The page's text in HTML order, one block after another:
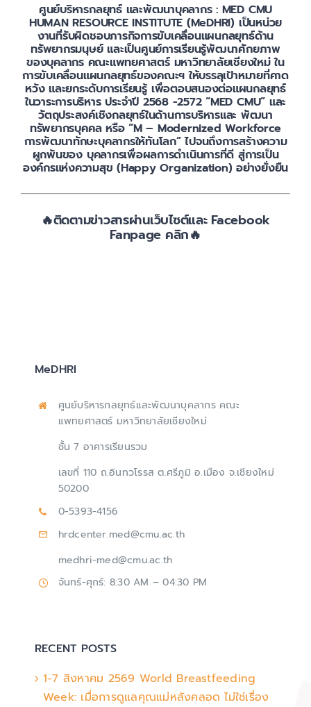
ศูนย์บริหารกลยุทธ์ และพัฒนาบุคลากร : MED CMU
HUMAN RESOURCE INSTITUTE (MeDHRI) เป็นหน่วย
งานที่รับผิดชอบภารกิจการขับเคลื่อนแผนกลยุทธ์ด้าน
ทรัพยากรมนุษย์ และเป็นศูนย์การเรียนรู้พัฒนาศักยภาพ
ของบุคลากร คณะแพทยศาสตร์ มหาวิทยาลัยเชียงใหม่ ใน
การขับเคลื่อนแผนกลยุทธ์ของคณะฯ ให้บรรลุเป้าหมายที่คาด
หวัง และยกระดับการเรียนรู้ เพื่อตอบสนองต่อแผนกลยุทธ์
ในวาระการบริหาร ประจำปี 2568 -2572 “MED CMU” และ
วัตถุประสงค์เชิงกลยุทธ์ในด้านการบริหารและ พัฒนา
ทรัพยากรบุคคล หรือ “M – Modernized Workforce
การพัฒนาทักษะบุคลากรให้ทันโลก” ไปจนถึงการสร้างความ
ผูกพันของ บุคลากรเพื่อผลการดำเนินการที่ดี สู่การเป็น
องค์กรแห่งความสุข (Happy Organization) อย่างยั่งยืน
🔥ติดตามข่าวสารผ่านเว็บไซต์และ Facebook
Fanpage คลิก🔥
MeDHRI
ศูนย์บริหารกลยุทธ์และพัฒนาบุคลากร คณะ
แพทยศาสตร์ มหาวิทยาลัยเชียงใหม่
ชั้น 7 อาคารเรียนรวม
เลขที่ 110 ถ.อินทวโรรส ต.ศรีภูมิ อ.เมือง จ.เชียงใหม่
50200
0-5393-4156
hrdcenter.med@cmu.ac.th
medhri-med@cmu.ac.th
จันทร์-ศุกร์: 8:30 AM – 04:30 PM
RECENT POSTS
1-7 สิงหาคม 2569 World Breastfeeding
Week: เมื่อการดูแลคุณแม่หลังคลอด ไม่ใช่เรื่อง